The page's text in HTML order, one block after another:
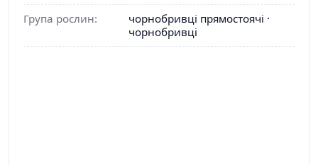
Група рослин:
чорнобривці прямостоячі ·
чорнобривці